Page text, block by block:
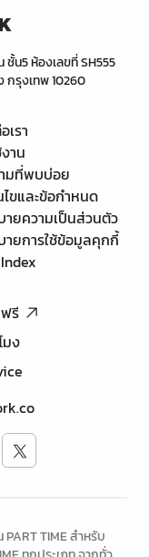
ชั้น5 ห้องเลขที่ SH555
กรุงเทพ 10260
เรา
าน
มที่พบบ่อย
ไขและข้อกำหนด
ายความเป็นส่วนตัว
ายการใช้ข้อมูลคุกกี้
รี
มง
TIME สำหรับ